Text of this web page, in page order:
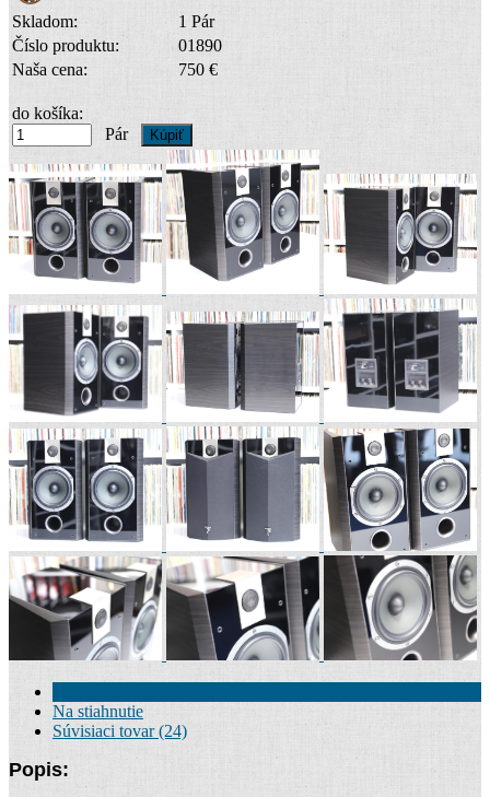
Skladom:
1 Pár
Číslo produktu:
01890
Naša cena:
750 €
do košíka:
Pár
Na stiahnutie
Súvisiaci tovar (24)
Popis: